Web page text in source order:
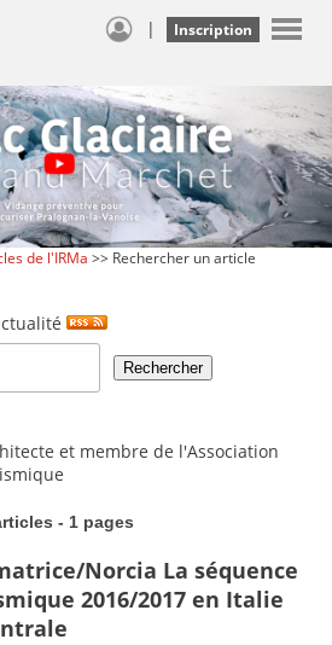
| Inscription
de l'IRMa >> Rechercher un article
et membre de l'Association
- 1 pages
Norcia La séquence
2016/2017 en Italie